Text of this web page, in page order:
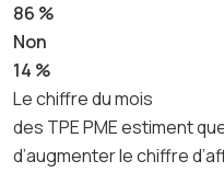
86 %
Non
14 %
Le chiffre du mois
des TPE PME estiment
d’augmenter le chiffre